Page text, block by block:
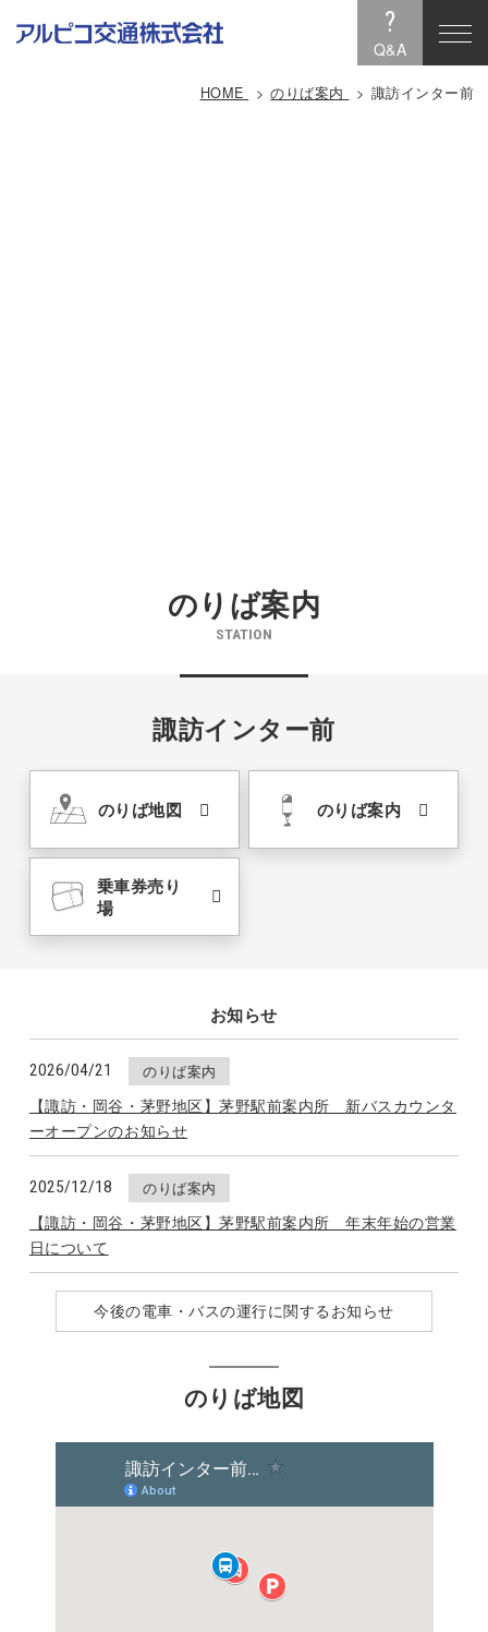
?
Q&A
HOME のりば案内 諏訪インター前
のりば案内
STATION
諏訪インター前
のりば地図 のりば案内
乗車券売り
場
お知らせ
2026/04/21 のりば案内
【諏訪・岡谷・茅野地区】茅野駅前案内所 新バスカウンタ
ーオープンのお知らせ
2025/12/18 のりば案内
【諏訪・岡谷・茅野地区】茅野駅前案内所 年末年始の営業
日について
今後の電車・バスの運行に関するお知らせ
のりば地図